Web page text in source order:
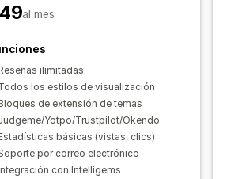
al mes
ilimitadas
los estilos de visualización
de extensión de temas
Yotpo/Trustpilot/Okendo
básicas (vistas, clics)
por correo electrónico
con Intelligems